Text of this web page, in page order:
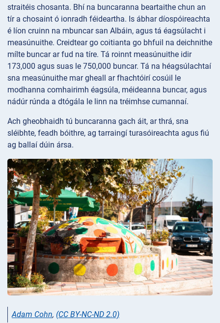
straitéis chosanta. Bhí na buncaranna beartaithe chun an
tír a chosaint ó ionradh féideartha. Is ábhar díospóireachta
é líon cruinn na mbuncar san Albáin, agus tá éagsúlacht i
measúnuithe. Creidtear go coitianta go bhfuil na deichnithe
mílte buncar ar fud na tíre. Tá roinnt measúnuithe idir
173,000 agus suas le 750,000 buncar. Tá na héagsúlachtaí
sna measúnuithe mar gheall ar fhachtóirí cosúil le
modhanna comhairimh éagsúla, méideanna buncar, agus
nádúr rúnda a dtógála le linn na tréimhse cumannaí.
Ach gheobhaidh tú buncaranna gach áit, ar thrá, sna
sléibhte, feadh bóithre, ag tarraingí turasóireachta agus fiú
ag ballaí dúin ársa.
Adam Cohn, (CC BY-NC-ND 2.0)